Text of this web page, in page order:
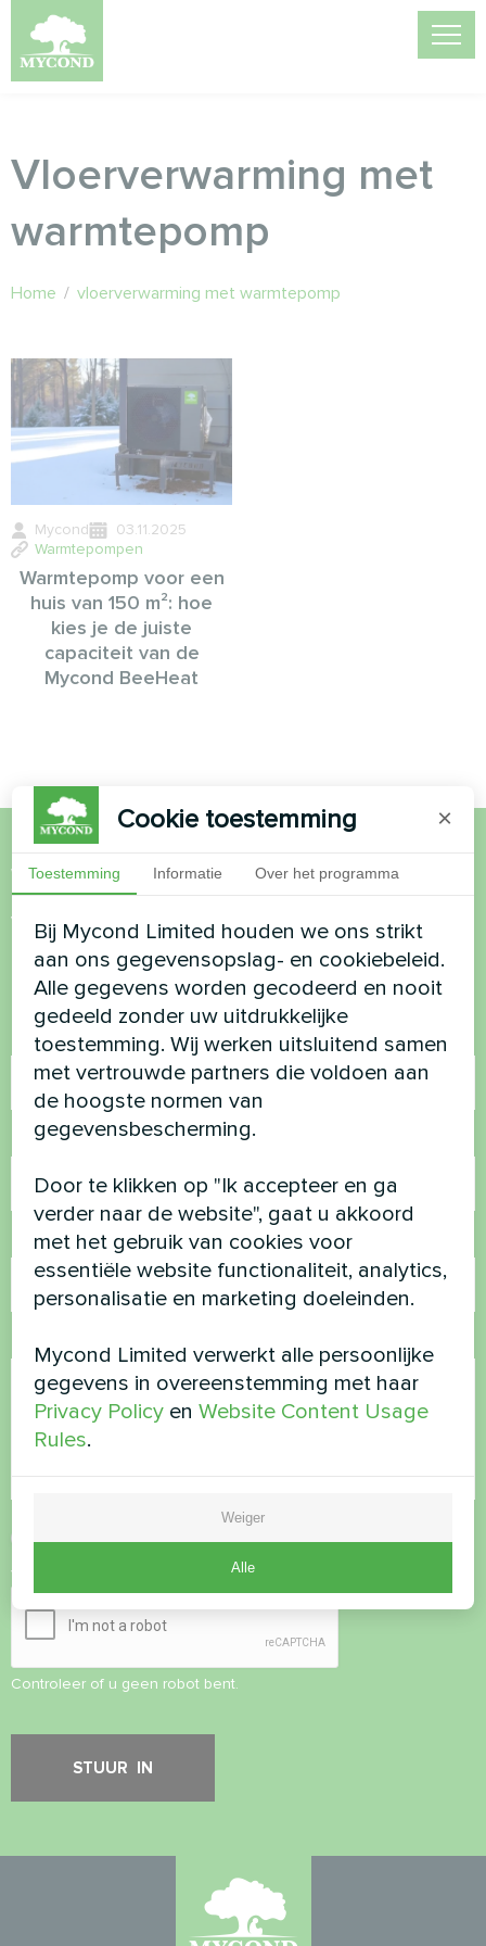
Vloerverwarming met
warmtepomp
Home / vloerverwarming met warmtepomp
Mycond
03.11.2025
Warmtepompen
Warmtepomp voor een
huis van 150 m²: hoe
kies je de juiste
capaciteit van de
Mycond BeeHeat
Wil je kopen of heb je
vragen?
Neem contact met ons op en we helpen je
Naam
Telefoonnummer
E-mail
Privacybeleidaccepteren
Veiligheidscontrole
Controleer of u geen robot bent.
Cookie toestemming ×
Toestemming Informatie Over het programma
Bij Mycond Limited houden we ons strikt
aan ons gegevensopslag- en cookiebeleid.
Alle gegevens worden gecodeerd en nooit
gedeeld zonder uw uitdrukkelijke
toestemming. Wij werken uitsluitend samen
met vertrouwde partners die voldoen aan
de hoogste normen van
gegevensbescherming.
Door te klikken op "Ik accepteer en ga
verder naar de website", gaat u akkoord
met het gebruik van cookies voor
essentiële website functionaliteit, analytics,
personalisatie en marketing doeleinden.
Mycond Limited verwerkt alle persoonlijke
gegevens in overeenstemming met haar
Privacy Policy enWebsite Content Usage
Rules.
Weiger
Alle